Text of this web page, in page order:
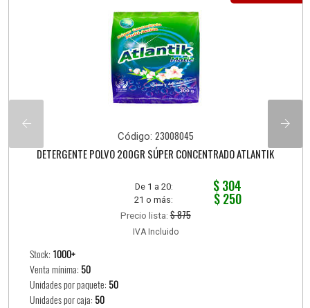
Código: 23008045
DETERGENTE POLVO 200GR SÚPER CONCENTRADO ATLANTIK
De 1 a 20: $ 304
21 o más: $ 250
Precio lista:$ 875
IVA Incluido
Stock: 1000+
Venta mínima: 50
Unidades por paquete: 50
Unidades por caja: 50